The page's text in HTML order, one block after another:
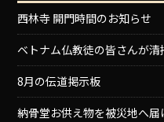
西林寺 開門時間のお知らせ
ベトナム仏教徒の皆さんが清
8月の伝道掲示板
納骨堂お供え物を被災地へ届